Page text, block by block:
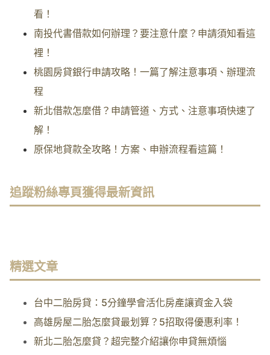
看！
南投代書借款如何辦理？要注意什麼？申請須知看這
裡！
桃園房貸銀行申請攻略！一篇了解注意事項、辦理流
程
新北借款怎麼借？申請管道、方式、注意事項快速了
解！
原保地貸款全攻略！方案、申辦流程看這篇！
追蹤粉絲專頁獲得最新資訊
精選文章
台中二胎房貸：5分鐘學會活化房產讓資金入袋
高雄房屋二胎怎麼貸最划算？5招取得優惠利率！
新北二胎怎麼貸？超完整介紹讓你申貸無煩惱